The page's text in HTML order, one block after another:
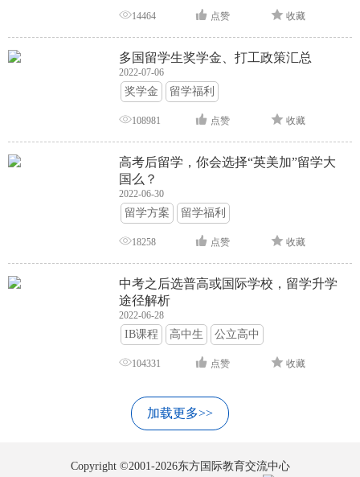
14464 点赞 收藏
多国留学生奖学金、打工政策汇总
2022-07-06
奖学金 留学福利
108981 点赞 收藏
高考后留学，你会选择“英美加”留学大
国么？
2022-06-30
留学方案 留学福利
18258 点赞 收藏
中考之后选普高或国际学校，留学升学
途径解析
2022-06-28
IB课程 高中生 公立高中
104331 点赞 收藏
加载更多>>
Copyright ©2001-2026东方国际教育交流中心